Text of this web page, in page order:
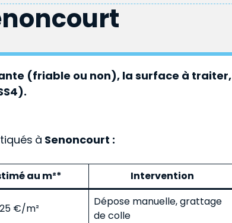
(friable ou non), la surface à traiter,
à Senoncourt :
au m²* Intervention
€/m²
Dépose manuelle, grattage
de colle